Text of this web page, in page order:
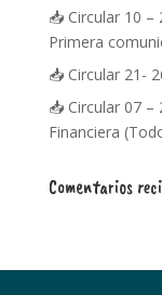
📥 Circular 10
Primera
📥 Circular 21-
📥 Circular 07
Financiera
Comentarios